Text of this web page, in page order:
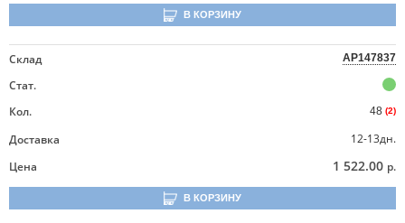
В КОРЗИНУ
Склад AP147837
Стат.
Кол.
48 (2)
Доставка
12-13дн.
Цена
1 522.00 р.
В КОРЗИНУ